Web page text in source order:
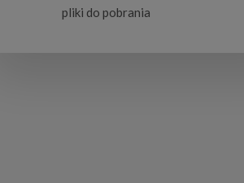
pliki do pobrania